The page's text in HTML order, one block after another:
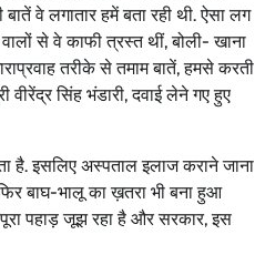
वे लगातार हमें बता रही थी. ऐसा लग
से वे काफी त्रस्त थीं, बोली- खाना
तरीके से तमाम बातें, हमसे करती
सिंह भंडारी, दवाई लेने गए हुए
है. इसलिए अस्पताल इलाज कराने जाना
बाघ-भालू का ख़तरा भी बना हुआ
पहाड़ जूझ रहा है और सरकार, इस